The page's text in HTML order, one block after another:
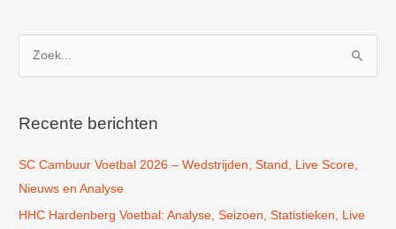
k
a
a
r
Recente berichten
SC Cambuur Voetbal 2026 – Wedstrijden, Stand, Live Score,
Nieuws en Analyse
HHC Hardenberg Voetbal: Analyse, Seizoen, Statistieken, Live